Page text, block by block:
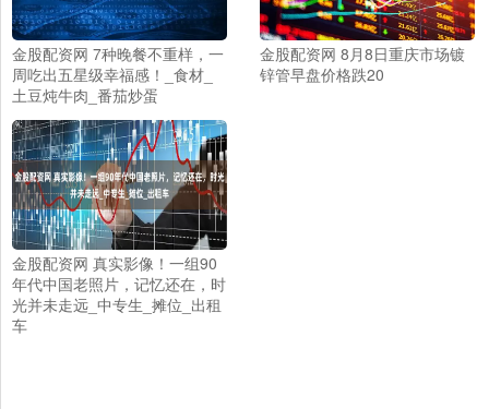
金股配资网 7种晚餐不重样，一
周吃出五星级幸福感！_食材_
土豆炖牛肉_番茄炒蛋
金股配资网 8月8日重庆市场镀
锌管早盘价格跌20
金股配资网 真实影像！一组90
年代中国老照片，记忆还在，时
光并未走远_中专生_摊位_出租
车